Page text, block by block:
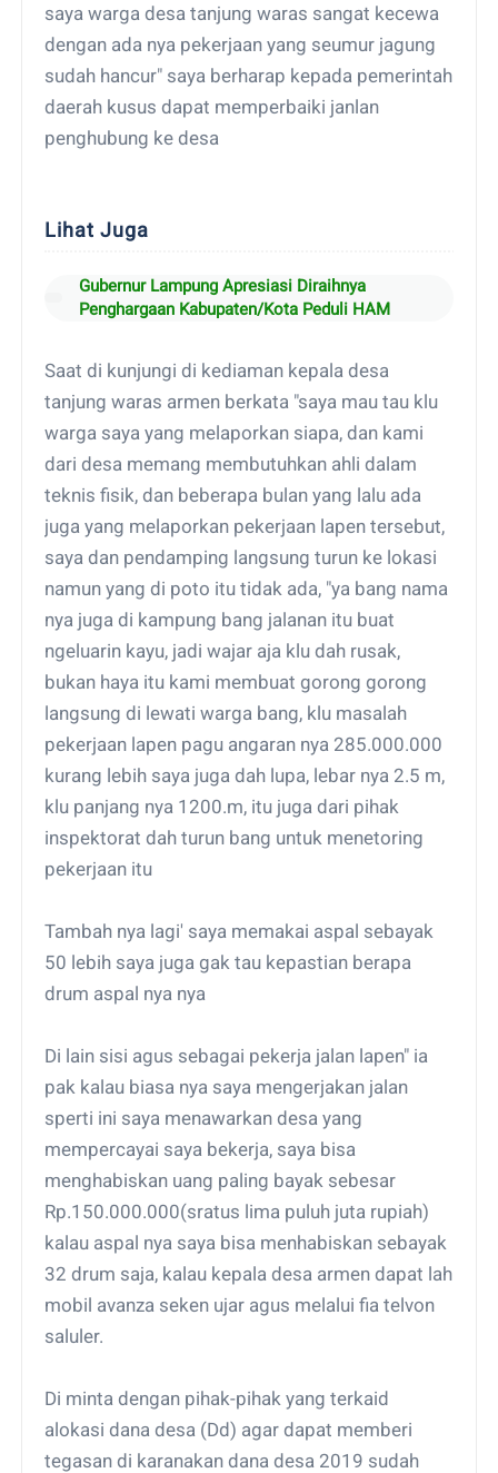
saya warga desa tanjung waras sangat kecewa
dengan ada nya pekerjaan yang seumur jagung
sudah hancur" saya berharap kepada pemerintah
daerah kusus dapat memperbaiki janlan
penghubung ke desa
Lihat Juga
Gubernur Lampung Apresiasi Diraihnya
Penghargaan Kabupaten/Kota Peduli HAM
Saat di kunjungi di kediaman kepala desa
tanjung waras armen berkata "saya mau tau klu
warga saya yang melaporkan siapa, dan kami
dari desa memang membutuhkan ahli dalam
teknis fisik, dan beberapa bulan yang lalu ada
juga yang melaporkan pekerjaan lapen tersebut,
saya dan pendamping langsung turun ke lokasi
namun yang di poto itu tidak ada, "ya bang nama
nya juga di kampung bang jalanan itu buat
ngeluarin kayu, jadi wajar aja klu dah rusak,
bukan haya itu kami membuat gorong gorong
langsung di lewati warga bang, klu masalah
pekerjaan lapen pagu angaran nya 285.000.000
kurang lebih saya juga dah lupa, lebar nya 2.5 m,
klu panjang nya 1200.m, itu juga dari pihak
inspektorat dah turun bang untuk menetoring
pekerjaan itu
Tambah nya lagi' saya memakai aspal sebayak
50 lebih saya juga gak tau kepastian berapa
drum aspal nya nya
Di lain sisi agus sebagai pekerja jalan lapen" ia
pak kalau biasa nya saya mengerjakan jalan
sperti ini saya menawarkan desa yang
mempercayai saya bekerja, saya bisa
menghabiskan uang paling bayak sebesar
Rp.150.000.000(sratus lima puluh juta rupiah)
kalau aspal nya saya bisa menhabiskan sebayak
32 drum saja, kalau kepala desa armen dapat lah
mobil avanza seken ujar agus melalui fia telvon
saluler.
Di minta dengan pihak-pihak yang terkaid
alokasi dana desa (Dd) agar dapat memberi
tegasan di karanakan dana desa 2019 sudah